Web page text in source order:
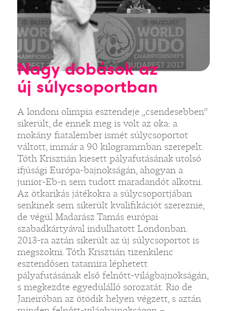
Nagy dobások az
új súlycsoportban
A londoni olimpia esztendeje „csendesebben”
sikerült, de ennek meg is volt az oka: a
mokány fiatalember ismét súlycsoportot
váltott, immár a 90 kilogrammban szerepelt.
Tóth Krisztián kiesett pályafutásának utolsó
ifjúsági Európa-bajnokságán, ahogyan a
junior-Eb-n sem tudott maradandót alkotni.
Az ötkarikás játékokra a súlycsoportjában
senkinek sem sikerült kvalifikációt szereznie,
de végül Madarász Tamás európai
szabadkártyával indulhatott Londonban.
2013-ra aztán sikerült az új súlycsoportot is
megszokni. Tóth Krisztián tizenkilenc
esztendősen tatamira léphetett
pályafutásának első felnőtt-világbajnokságán,
s megkezdte egyedülálló sorozatát. Rio de
Janeiróban az ötödik helyen végzett, s aztán